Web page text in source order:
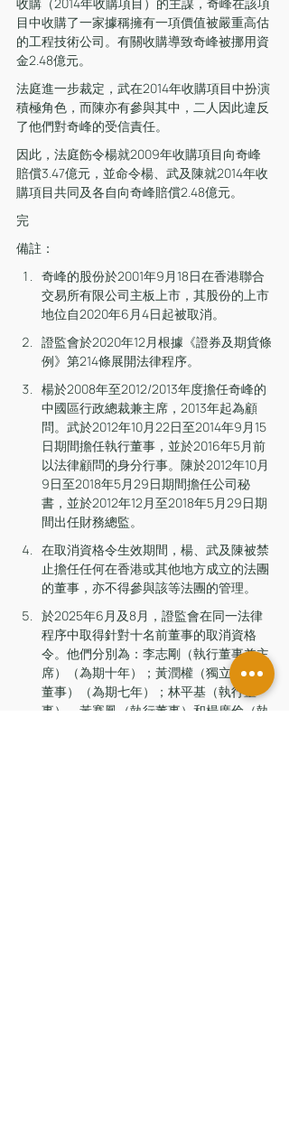
目中收購了一家據稱擁有一項價值被嚴重高估
的工程技術公司。有關收購導致奇峰被挪用資
金2.48億元。
法庭進一步裁定，武在2014年收購項目中扮演
積極角色，而陳亦有參與其中，二人因此違反
了他們對奇峰的受信責任。
因此，法庭飭令楊就2009年收購項目向奇峰
賠償3.47億元，並命令楊、武及陳就2014年收
購項目共同及各自向奇峰賠償2.48億元。
完
備註：
奇峰的股份於2001年9月18日在香港聯合
交易所有限公司主板上市，其股份的上市
地位自2020年6月4日起被取消。
證監會於2020年12月根據《證券及期貨條
例》第214條展開法律程序。
楊於2008年至2012/2013年度擔任奇峰的
中國區行政總裁兼主席，2013年起為顧
問。武於2012年10月22日至2014年9月15
日期間擔任執行董事，並於2016年5月前
以法律顧問的身分行事。陳於2012年10月
9日至2018年5月29日期間擔任公司秘
書，並於2012年12月至2018年5月29日期
間出任財務總監。
在取消資格令生效期間，楊、武及陳被禁
止擔任任何在香港或其他地方成立的法團
的董事，亦不得參與該等法團的管理。
於2025年6月及8月，證監會在同一法律
程序中取得針對十名前董事的取消資格
令。他們分別為：李志剛（執行董事兼主
席）（為期十年）；黃潤權（獨立非執行
董事）（為期七年）；林平基（執行董
事）、黃賽鳳（執行董事）和楊廣倫（執